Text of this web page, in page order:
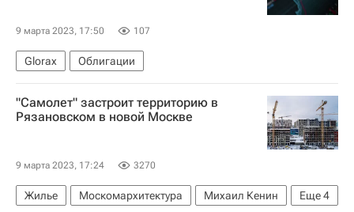
9 марта 2023, 17:50 107
Glorax Облигации
"Самолет" застроит территорию в
Рязановском в новой Москве
9 марта 2023, 17:24 3270
Еще4
Жилье Москомархитектура
Михаил Кенин